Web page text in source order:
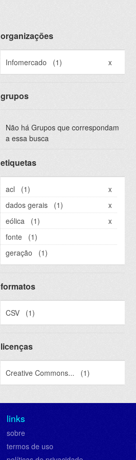
organizações
Infomercado (1) x
grupos
Não há Grupos que correspondam
a essa busca
etiquetas
acl (1)
x
dados gerais
(1)
x
eólica
(1)
x
fonte
(1)
geração
(1)
formatos
CSV (1)
licenças
Creative Commons... (1)
links
sobre
termos de uso